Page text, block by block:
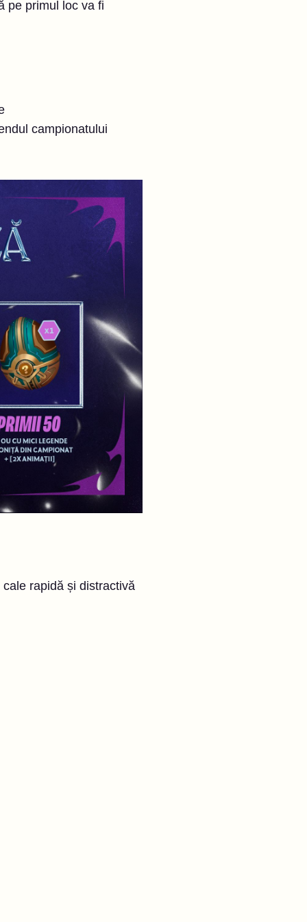
pe primul loc va fi
campionatului
rapidă și distractivă